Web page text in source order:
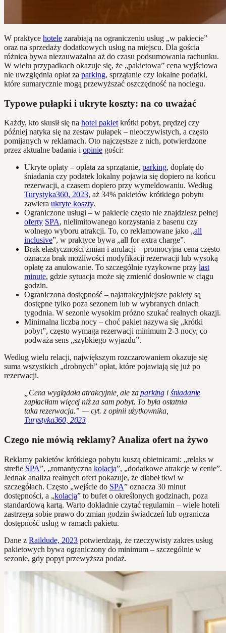
W praktyce hotele zarabiają na ograniczeniu usług „w pakiecie”
oraz na sprzedaży dodatkowych usług na miejscu. Dla gościa
różnica bywa niezauważalna aż do czasu podsumowania rachunku.
W wielu przypadkach okazuje się, że „pakietowa” cena wyjściowa
nie uwzględnia opłat za parking, sprzątanie czy lokalne podatki,
które sumarycznie mogą przewyższać oszczędność na noclegu.
Typowe pułapki i ukryte koszty: na co uważać
Każdy, kto skusił się na hotel pakiet krótki pobyt, prędzej czy
później natyka się na zestaw pułapek – nieoczywistych, a często
pomijanych w reklamach. Oto najczęstsze z nich, potwierdzone
przez aktualne badania i opinie gości:
Ukryte opłaty – opłata za sprzątanie, parking, dopłatę do
śniadania czy podatek lokalny pojawia się dopiero na końcu
rezerwacji, a czasem dopiero przy wymeldowaniu. Według
Turystyka360, 2023, aż 34% pakietów krótkiego pobytu
zawiera ukryte koszty.
Ograniczone usługi – w pakiecie często nie znajdziesz pełnej
oferty SPA, nielimitowanego korzystania z basenu czy
wolnego wyboru atrakcji. To, co reklamowane jako „all
inclusive”, w praktyce bywa „all for extra charge”.
Brak elastyczności zmian i anulacji – promocyjna cena często
oznacza brak możliwości modyfikacji rezerwacji lub wysoką
opłatę za anulowanie. To szczególnie ryzykowne przy last
minute, gdzie sytuacja może się zmienić dosłownie w ciągu
godzin.
Ograniczona dostępność – najatrakcyjniejsze pakiety są
dostępne tylko poza sezonem lub w wybranych dniach
tygodnia. W sezonie wysokim próżno szukać realnych okazji.
Minimalna liczba nocy – choć pakiet nazywa się „krótki
pobyt”, często wymaga rezerwacji minimum 2-3 nocy, co
podważa sens „szybkiego wyjazdu”.
Według wielu relacji, największym rozczarowaniem okazuje się
suma wszystkich „drobnych” opłat, które pojawiają się już po
rezerwacji.
„Cena wyglądała atrakcyjnie, ale zaparking i śniadanie
zapłaciłam więcej niż za sam pobyt. To była ostatnia
taka rezerwacja.” — cyt. z opinii użytkownika,
Turystyka360, 2023
Czego nie mówią reklamy? Analiza ofert na żywo
Reklamy pakietów krótkiego pobytu kuszą obietnicami: „relaks w
strefie SPA”, „romantyczna kolacja”, „dodatkowe atrakcje w cenie”.
Jednak analiza realnych ofert pokazuje, że diabeł tkwi w
szczegółach. Często „wejście do SPA” oznacza 30 minut
dostępności, a „kolacja” to bufet o określonych godzinach, poza
standardową kartą. Warto dokładnie czytać regulamin – wiele hoteli
zastrzega sobie prawo do zmian godzin świadczeń lub ogranicza
dostępność usług w ramach pakietu.
Dane z Raildude, 2023 potwierdzają, że rzeczywisty zakres usług
pakietowych bywa ograniczony do minimum – szczególnie w
sezonie, gdy popyt przewyższa podaż.